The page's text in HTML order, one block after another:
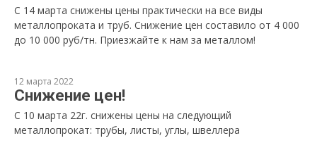
С 14 марта снижены цены практически на все виды
металлопроката и труб. Снижение цен составило от 4 000
до 10 000 руб/тн. Приезжайте к нам за металлом!
12 марта 2022
Снижение цен!
С 10 марта 22г. снижены цены на следующий
металлопрокат: трубы, листы, углы, швеллера